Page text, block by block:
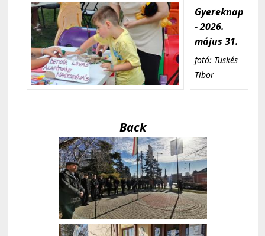
Gyereknap
- 2026.
május 31.
fotó: Tüskés
Tibor
Back